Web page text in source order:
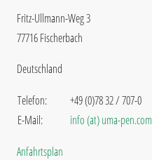
Fritz-Ullmann-Weg 3
77716 Fischerbach
Deutschland
Telefon:
E-Mail:
+49 (0)78 32 / 707-0
info (at) uma-pen.com
Anfahrtsplan